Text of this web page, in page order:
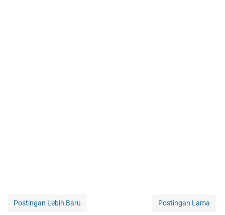
Postingan Lebih Baru Postingan Lama